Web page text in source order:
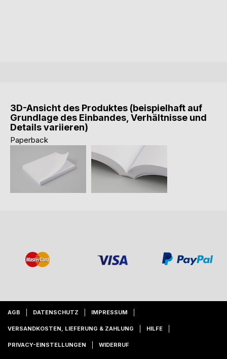
3D-Ansicht des Produktes (beispielhaft auf
Grundlage des Einbandes, Verhältnisse und
Details variieren)
Paperback
AGB DATENSCHUTZ IMPRESSUM
VERSANDKOSTEN, LIEFERUNG & ZAHLUNG HILFE
PRIVACY-EINSTELLUNGEN WIDERRUF